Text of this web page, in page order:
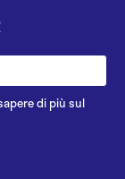
di più sul